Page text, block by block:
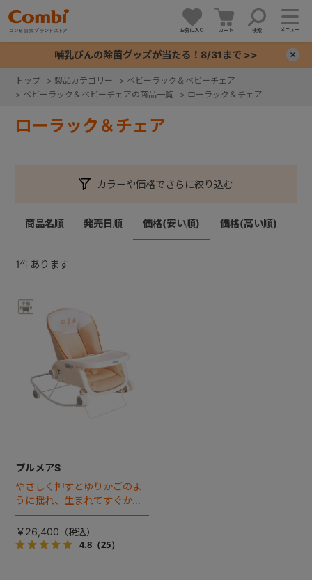
お気に入り カート 検索 メニュー
哺乳びんの除菌グッズが当たる！8/31まで >>
トップ > 製品カテゴリー > ベビーラック＆ベビーチェア
> ベビーラック＆ベビーチェアの商品一覧 > ローラック＆チェア
ローラック＆チェア
カラーや価格でさらに絞り込む
商品名順 発売日順 価格(安い順) 価格(高い順)
1件あります
プルメアS
やさしく押すとゆりかごのよ
うに揺れ、生まれてすぐから
昼間はベッドとして、離乳食
期は食事用のテーブルチェア
としてなど、あらゆるシーン
￥26,400
4.8（25）